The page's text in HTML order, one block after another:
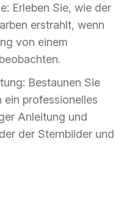
Erleben Sie, wie der
erstrahlt, wenn
von einem
Bestaunen Sie
professionelles
Anleitung und
der Sternbilder und